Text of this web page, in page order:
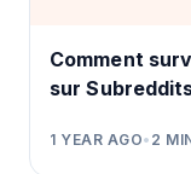
Comment
sur
1 YEAR AGO• 2